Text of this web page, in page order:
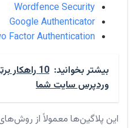
Wordfence Security
Google Authenticator
Factor Authentication
بیشتر بخوانید:
10 راهکار
وردپرس سایت شما
این پلاگین‌ها معمولاً از